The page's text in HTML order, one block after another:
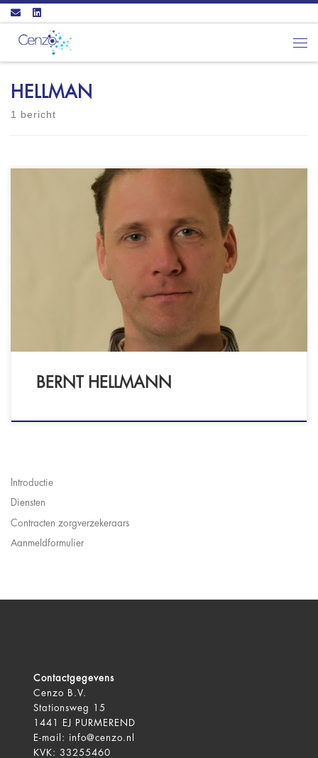
Ga naar inhoud
HELLMAN
1 bericht
Psychologiepraktijk B.J.M. Hellmann
Raadhuisplein 2-D2941 BR LEKKERKERK - GZ-
psycholoog (BIG: 9041779525) - NIP
geregistreerd - VGCt geregistreerd
BERNT HELLMANN
Introductie
Diensten
Contracten zorgverzekeraars
Aanmeldformulier
Contactgegevens
Cenzo B.V.
Stationsweg 15
1441 EJ PURMEREND
E-mail:
info@cenzo.nl
KVK: 33255460